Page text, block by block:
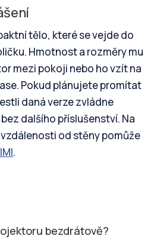
tělo, které se vejde do
Hmotnost a rozměry mu
mezi pokoji nebo ho vzít na
Pokud plánujete promítat
daná verze zvládne
dalšího příslušenství. Na
od stěny pomůže
.
bezdrátově?